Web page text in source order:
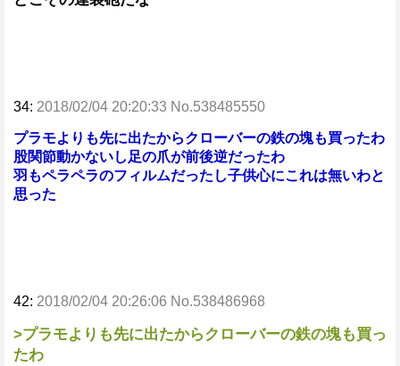
34: 2018/02/04 20:20:33 No.538485550
プラモよりも先に出たからクローバーの鉄の塊も買ったわ
股関節動かないし足の爪が前後逆だったわ
羽もペラペラのフィルムだったし子供心にこれは無いわと
思った
42: 2018/02/04 20:26:06 No.538486968
>プラモよりも先に出たからクローバーの鉄の塊も買っ
たわ